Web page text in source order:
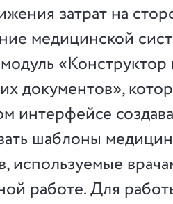
затрат на
медицинской
документов»,
интерфейсе
шаблоны
используемые
работе. Для